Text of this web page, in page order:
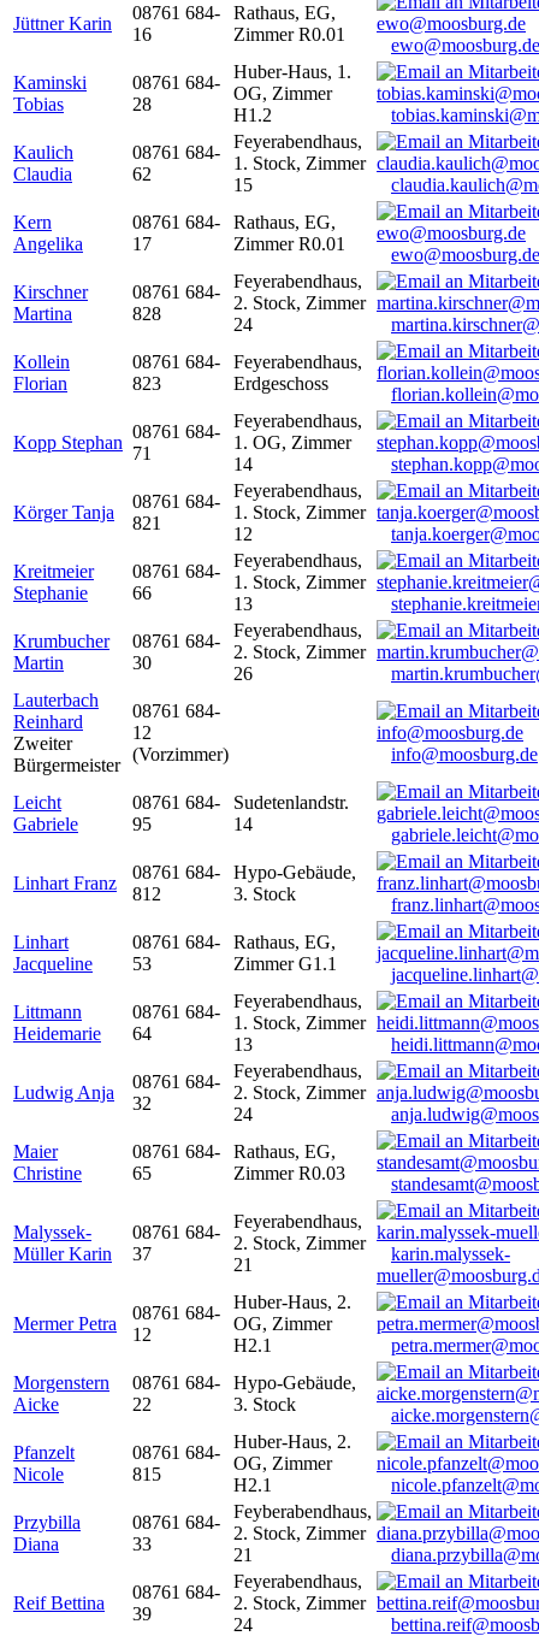
Jüttner Karin
08761 684-
16
Rathaus, EG,
Zimmer R0.01
ewo@moosburg.de
Kaminski
Tobias
08761 684-
28
Huber-Haus, 1.
OG, Zimmer
H1.2
Kaulich
Claudia
08761 684-
62
Feyerabendhaus,
1. Stock, Zimmer
15
Kern
Angelika
08761 684-
17
Rathaus, EG,
Zimmer R0.01
ewo@moosburg.de
Kirschner
Martina
08761 684-
828
Feyerabendhaus,
2. Stock, Zimmer
24
Kollein
Florian
08761 684-
823
Feyerabendhaus,
Erdgeschoss
Kopp Stephan
08761 684-
71
Feyerabendhaus,
1. OG, Zimmer
14
Körger Tanja
08761 684-
821
Feyerabendhaus,
1. Stock, Zimmer
12
Kreitmeier
Stephanie
08761 684-
66
Feyerabendhaus,
1. Stock, Zimmer
13
Krumbucher
Martin
08761 684-
30
Feyerabendhaus,
2. Stock, Zimmer
26
Lauterbach
Reinhard
Zweiter
Bürgermeister
08761 684-
12
(Vorzimmer)
info@moosburg.de
Leicht
Gabriele
08761 684-
95
Sudetenlandstr.
14
Linhart Franz
08761 684-
812
Hypo-Gebäude,
3. Stock
Linhart
Jacqueline
08761 684-
53
Rathaus, EG,
Zimmer G1.1
Littmann
Heidemarie
08761 684-
64
Feyerabendhaus,
1. Stock, Zimmer
13
Ludwig Anja
08761 684-
32
Feyerabendhaus,
2. Stock, Zimmer
24
Maier
Christine
08761 684-
65
Rathaus, EG,
Zimmer R0.03
Malyssek-
Müller Karin
08761 684-
37
Feyerabendhaus,
2. Stock, Zimmer
21
karin.malyssek-
Mermer Petra
08761 684-
12
Huber-Haus, 2.
OG, Zimmer
H2.1
Morgenstern
Aicke
08761 684-
22
Hypo-Gebäude,
3. Stock
Pfanzelt
Nicole
08761 684-
815
Huber-Haus, 2.
OG, Zimmer
H2.1
Przybilla
Diana
08761 684-
33
Feyberabendhaus,
2. Stock, Zimmer
21
Reif Bettina
08761 684-
39
Feyerabendhaus,
2. Stock, Zimmer
24